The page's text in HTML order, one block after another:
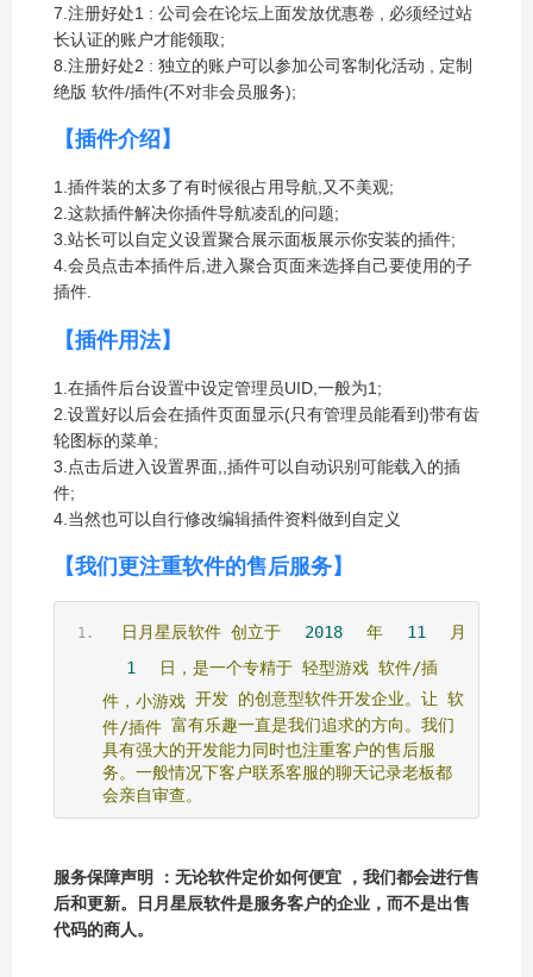
7.注册好处1 : 公司会在论坛上面发放优惠卷 , 必须经过站
长认证的账户才能领取;
8.注册好处2 : 独立的账户可以参加公司客制化活动 , 定制
绝版 软件/插件(不对非会员服务);
【插件介绍】
1.插件装的太多了有时候很占用导航,又不美观;
2.这款插件解决你插件导航凌乱的问题;
3.站长可以自定义设置聚合展示面板展示你安装的插件;
4.会员点击本插件后,进入聚合页面来选择自己要使用的子
插件.
【插件用法】
1.在插件后台设置中设定管理员UID,一般为1;
2.设置好以后会在插件页面显示(只有管理员能看到)带有齿
轮图标的菜单;
3.点击后进入设置界面,,插件可以自动识别可能载入的插
件;
4.当然也可以自行修改编辑插件资料做到自定义
【我们更注重软件的售后服务】
日月星辰软件 创立于 2018 年 11
月
1
日，是一个专精于 轻型游戏 软件/插
件，小游戏 开发 的创意型软件开发企业。让 软
件/插件 富有乐趣一直是我们追求的方向。我们
具有强大的开发能力同时也注重客户的售后服
务。一般情况下客户联系客服的聊天记录老板都
会亲自审查。
服务保障声明 ：无论软件定价如何便宜 ，我们都会进行售
后和更新。日月星辰软件是服务客户的企业，而不是出售
代码的商人。